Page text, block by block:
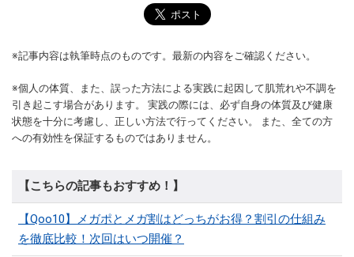
※記事内容は執筆時点のものです。最新の内容をご確認ください。
※個人の体質、また、誤った方法による実践に起因して肌荒れや不調を
引き起こす場合があります。 実践の際には、必ず自身の体質及び健康
状態を十分に考慮し、正しい方法で行ってください。 また、全ての方
への有効性を保証するものではありません。
【こちらの記事もおすすめ！】
【Qoo10】メガポとメガ割はどっちがお得？割引の仕組み
を徹底比較！次回はいつ開催？